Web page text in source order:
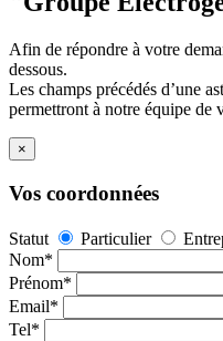
Afin de répondre à votre
dessous.
Les champs précédés d’une
permettront à notre équipe de
×
Vos coordonnées
Statut Particulier
Nom*
Prénom*
Email*
Tel*